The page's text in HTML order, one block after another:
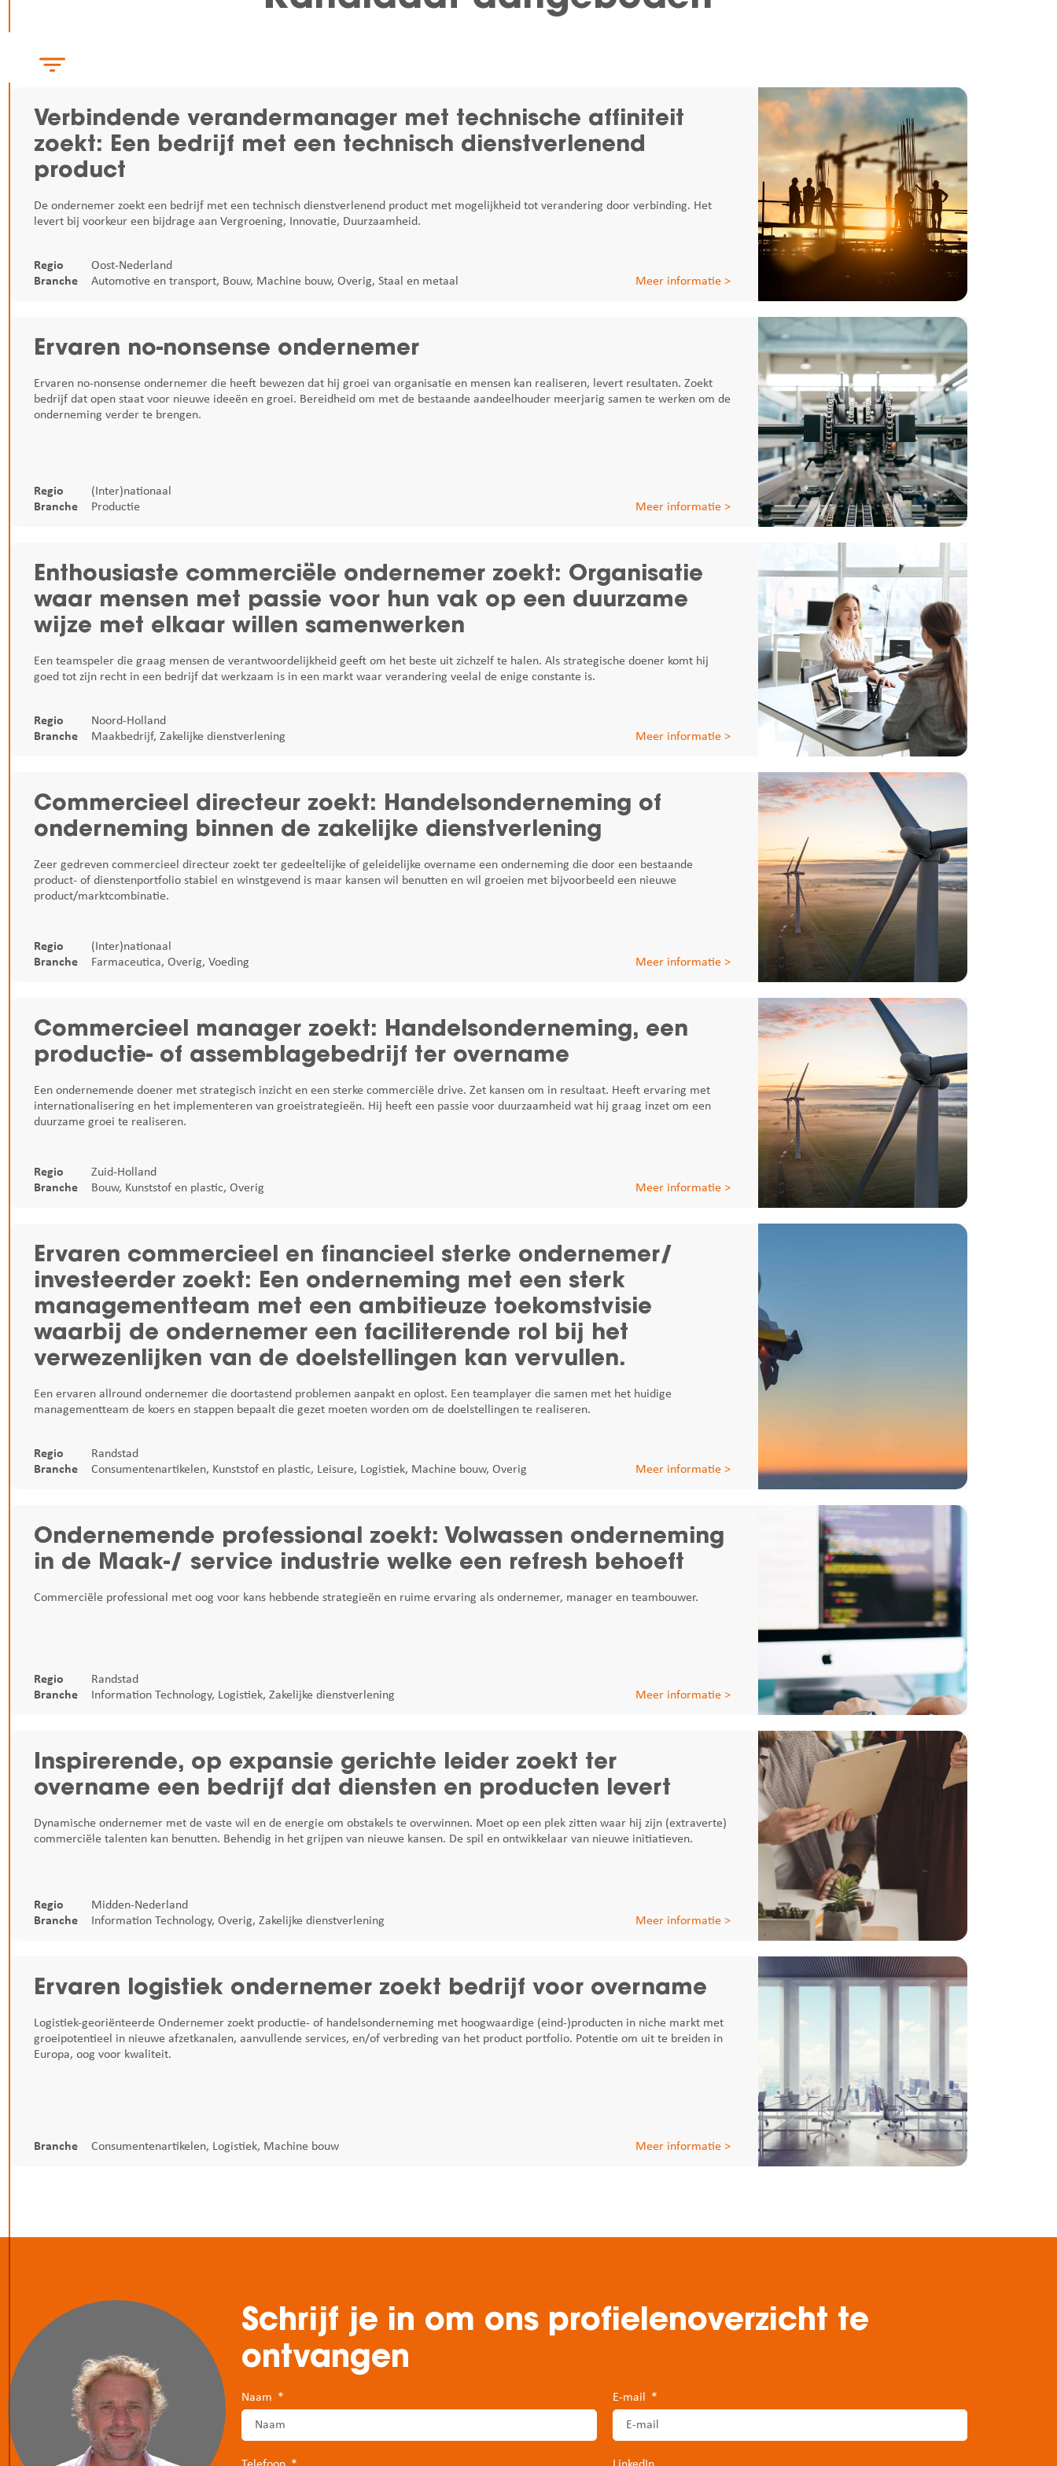
Verbindende verandermanager met technische affiniteit
zoekt: Een bedrijf met een technisch dienstverlenend
product
De ondernemer zoekt een bedrijf met een technisch dienstverlenend product met mogelijkheid tot verandering door verbinding. Het
levert bij voorkeur een bijdrage aan Vergroening, Innovatie, Duurzaamheid.
Regio
Oost-Nederland
Branche
Automotive en transport, Bouw, Machine bouw, Overig, Staal en metaal Meer informatie >
Ervaren no-nonsense ondernemer
Ervaren no-nonsense ondernemer die heeft bewezen dat hij groei van organisatie en mensen kan realiseren, levert resultaten. Zoekt
bedrijf dat open staat voor nieuwe ideeën en groei. Bereidheid om met de bestaande aandeelhouder meerjarig samen te werken om de
onderneming verder te brengen.
Regio
(Inter)nationaal
Branche
Productie Meer informatie >
Enthousiaste commerciële ondernemer zoekt: Organisatie
waar mensen met passie voor hun vak op een duurzame
wijze met elkaar willen samenwerken
Een teamspeler die graag mensen de verantwoordelijkheid geeft om het beste uit zichzelf te halen. Als strategische doener komt hij
goed tot zijn recht in een bedrijf dat werkzaam is in een markt waar verandering veelal de enige constante is.
Regio
Noord-Holland
Branche
Maakbedrijf, Zakelijke dienstverlening Meer informatie >
Commercieel directeur zoekt: Handelsonderneming of
onderneming binnen de zakelijke dienstverlening
Zeer gedreven commercieel directeur zoekt ter gedeeltelijke of geleidelijke overname een onderneming die door een bestaande
product- of dienstenportfolio stabiel en winstgevend is maar kansen wil benutten en wil groeien met bijvoorbeeld een nieuwe
product/marktcombinatie.
Regio
(Inter)nationaal
Branche
Farmaceutica, Overig, Voeding Meer informatie >
Commercieel manager zoekt: Handelsonderneming, een
productie- of assemblagebedrijf ter overname
Een ondernemende doener met strategisch inzicht en een sterke commerciële drive. Zet kansen om in resultaat. Heeft ervaring met
internationalisering en het implementeren van groeistrategieën. Hij heeft een passie voor duurzaamheid wat hij graag inzet om een
duurzame groei te realiseren.
Regio
Zuid-Holland
Branche
Bouw, Kunststof en plastic, Overig Meer informatie >
Ervaren commercieel en financieel sterke ondernemer/
investeerder zoekt: Een onderneming met een sterk
managementteam met een ambitieuze toekomstvisie
waarbij de ondernemer een faciliterende rol bij het
verwezenlijken van de doelstellingen kan vervullen.
Een ervaren allround ondernemer die doortastend problemen aanpakt en oplost. Een teamplayer die samen met het huidige
managementteam de koers en stappen bepaalt die gezet moeten worden om de doelstellingen te realiseren.
Regio
Randstad
Branche
Consumentenartikelen, Kunststof en plastic, Leisure, Logistiek, Machine bouw, Overig Meer informatie >
Ondernemende professional zoekt: Volwassen onderneming
in de Maak-/ service industrie welke een refresh behoeft
Commerciële professional met oog voor kans hebbende strategieën en ruime ervaring als ondernemer, manager en teambouwer.
Regio
Randstad
Branche
Information Technology, Logistiek, Zakelijke dienstverlening Meer informatie >
Inspirerende, op expansie gerichte leider zoekt ter
overname een bedrijf dat diensten en producten levert
Dynamische ondernemer met de vaste wil en de energie om obstakels te overwinnen. Moet op een plek zitten waar hij zijn (extraverte)
commerciële talenten kan benutten. Behendig in het grijpen van nieuwe kansen. De spil en ontwikkelaar van nieuwe initiatieven.
Regio
Midden-Nederland
Branche
Information Technology, Overig, Zakelijke dienstverlening Meer informatie >
Ervaren logistiek ondernemer zoekt bedrijf voor overname
Logistiek-georiënteerde Ondernemer zoekt productie- of handelsonderneming met hoogwaardige (eind-)producten in niche markt met
groeipotentieel in nieuwe afzetkanalen, aanvullende services, en/of verbreding van het product portfolio. Potentie om uit te breiden in
Europa, oog voor kwaliteit.
Branche Consumentenartikelen, Logistiek, Machine bouw Meer informatie >
Schrijf je in om ons profielenoverzicht te
ontvangen
Naam E-mail